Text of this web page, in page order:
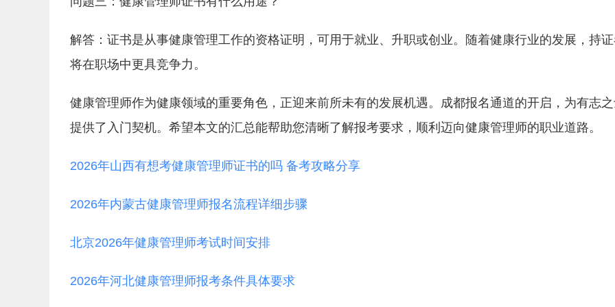
解答：证书是从事健康管理工作的资格证明，可用于就业、升职或创业。随着健康行业的发展，持
将在职场中更具竞争力。
健康管理师作为健康领域的重要角色，正迎来前所未有的发展机遇。成都报名通道的开启，为有志
提供了入门契机。希望本文的汇总能帮助您清晰了解报考要求，顺利迈向健康管理师的职业道路。
2026年山西有想考健康管理师证书的吗 备考攻略分享
2026年内蒙古健康管理师报名流程详细步骤
北京2026年健康管理师考试时间安排
2026年河北健康管理师报考条件具体要求